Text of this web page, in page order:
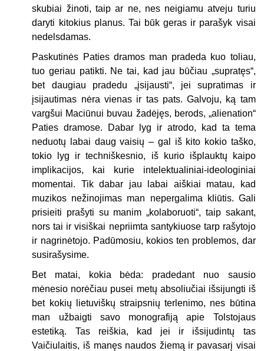
skubiai žinoti, taip ar ne, nes neigiamu atveju turiu
daryti kitokius planus. Tai būk geras ir parašyk visai
nedelsdamas.
Paskutinės Paties dramos man pradeda kuo toliau,
tuo geriau patikti. Ne tai, kad jau būčiau „supratęs“,
bet daugiau pradedu „įsijausti“, jei supratimas ir
įsijautimas nėra vienas ir tas pats. Galvoju, ką tam
vargšui Maciūnui buvau žadėjęs, berods, „alienation“
Paties dramose. Dabar lyg ir atrodo, kad ta tema
neduotų labai daug vaisių – gal iš kito kokio taško,
tokio lyg ir techniškesnio, iš kurio išplauktų kaipo
implikacijos, kai kurie intelektualiniai-ideologiniai
momentai. Tik dabar jau labai aiškiai matau, kad
muzikos nežinojimas man nepergalima kliūtis. Gali
prisieiti prašyti su manim „kolaboruoti“, taip sakant,
nors tai ir visiškai nepriimta santykiuose tarp rašytojo
ir nagrinėtojo. Padūmosiu, kokios ten problemos, dar
susirašysime.
Bet matai, kokia bėda: pradedant nuo sausio
mėnesio norėčiau pusei metų absoliučiai išsijungti iš
bet kokių lietuviškų straipsnių terlenimo, nes būtina
man užbaigti savo monografiją apie Tolstojaus
estetiką. Tas reiškia, kad jei ir išsijudintų tas
Vaičiulaitis, iš manęs naudos žiemą ir pavasarį visai